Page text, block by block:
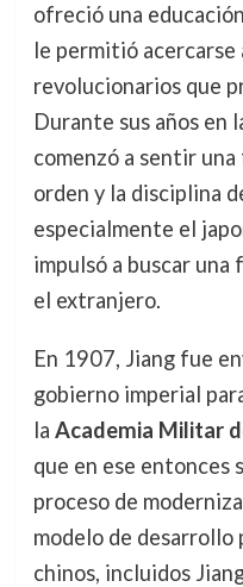
ofreció una
le permitió acercarse
revolucionarios que
Durante sus años en
comenzó a sentir
orden y la disciplina
especialmente el
impulsó a buscar una
el extranjero.
En 1907, Jiang fue
gobierno imperial
la Academia Militar
que en ese entonces
proceso de
modelo de desarrollo
chinos, incluidos